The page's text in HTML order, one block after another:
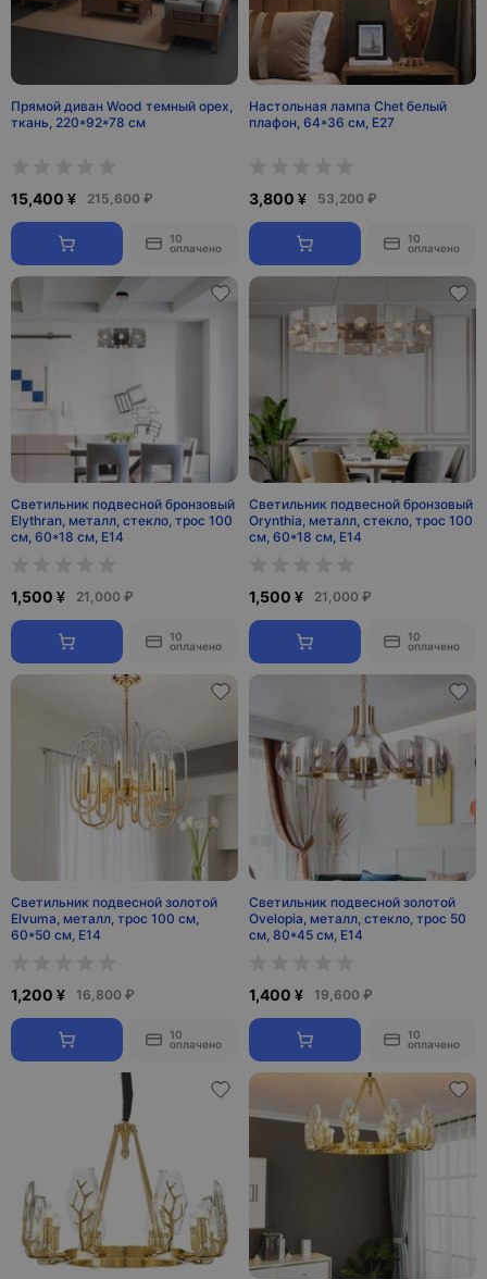
Прямой диван Wood темный орех,
ткань, 220*92*78 см
15,400 ¥ 215,600 ₽
10
оплачено
Настольная лампа Chet белый
плафон, 64*36 см, E27
3,800 ¥ 53,200 ₽
10
оплачено
Светильник подвесной бронзовый
Elythran, металл, стекло, трос 100
см, 60*18 см, E14
1,500 ¥ 21,000 ₽
10
оплачено
Светильник подвесной бронзовый
Orynthia, металл, стекло, трос 100
см, 60*18 см, Е14
1,500 ¥ 21,000 ₽
10
оплачено
Светильник подвесной золотой
Elvuma, металл, трос 100 см,
60*50 см, E14
1,200 ¥ 16,800 ₽
10
оплачено
Светильник подвесной золотой
Ovelopia, металл, стекло, трос 50
см, 80*45 см, Е14
1,400 ¥ 19,600 ₽
10
оплачено